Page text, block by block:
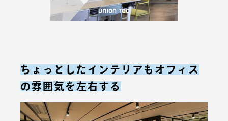
ちょっとしたインテリアもオフィス
の雰囲気を左右する